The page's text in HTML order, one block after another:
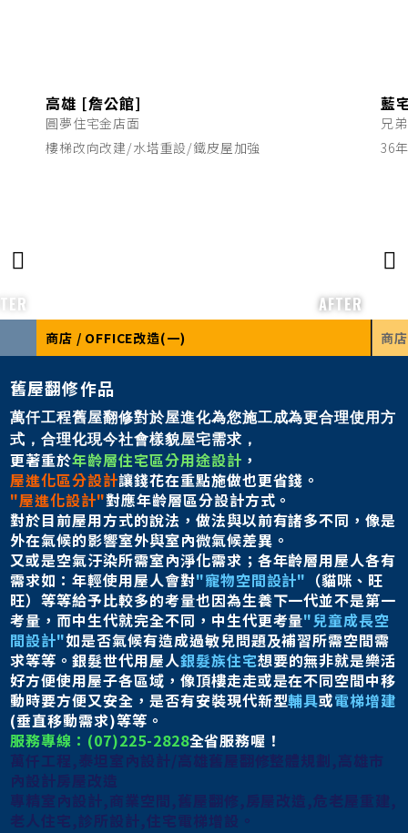
高雄 [詹公館]
圓夢住宅金店面
樓梯改向改建/水塔重設/鐵皮屋加強
藍
36
AFTER
商店 / OFFICE改造(一) 商
舊屋翻修作品
萬仟工程舊屋翻修對於屋進化為您施工成為更合理使用方
式，合理化現今社會樣貌屋宅需求，
更著重於年齡層住宅區分用途設計 ，
屋進化區分設計讓錢花在重點施做也更省錢。
"屋進化設計"對應年齡層區分設計方式。
對於目前屋用方式的說法，做法與以前有諸多不同，像是
外在氣候的影響室外與室內微氣候差異。
又或是空氣汙染所需室內淨化需求； 各年齡層用屋人各有
需求如：年輕使用屋人會對"寵物空間設計" （貓咪、旺
旺）等等給予比較多的考量也因為生養下一代並不是第一
考量，而中生代就完全不同，中生代更考量"兒童成長空
間設計"如是否氣候有造成過敏兒問題及補習所需空間需
求等等。銀髮世代用屋人銀髮族住宅想要的無非就是樂活
好方便使用屋子各區域， 像頂樓走走或是在不同空間中移
動時要方便又安全， 是否有安裝現代新型輔具或電梯增建
(垂直移動需求)等等。
服務專線：(07)225-2828全省服務喔！
萬仟工程,泰坦室內設計/高雄舊屋翻修整體規劃,高雄市
內設計房屋改造
專精室內設計,商業空間,舊屋翻修,房屋改造,危老屋重建,
老人住宅,診所設計,住宅電梯增設。